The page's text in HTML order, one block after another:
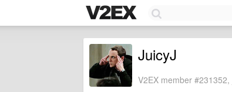
JuicyJ
V2EX member